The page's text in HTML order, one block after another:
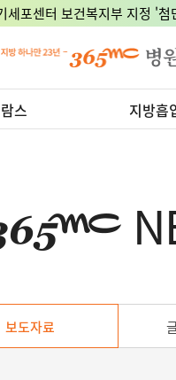
세포센터 보건복지부 지정 '
람스 지방흡
보도자료